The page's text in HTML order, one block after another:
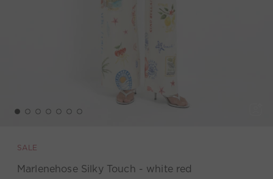
SALE
Marlenehose Silky Touch - white red